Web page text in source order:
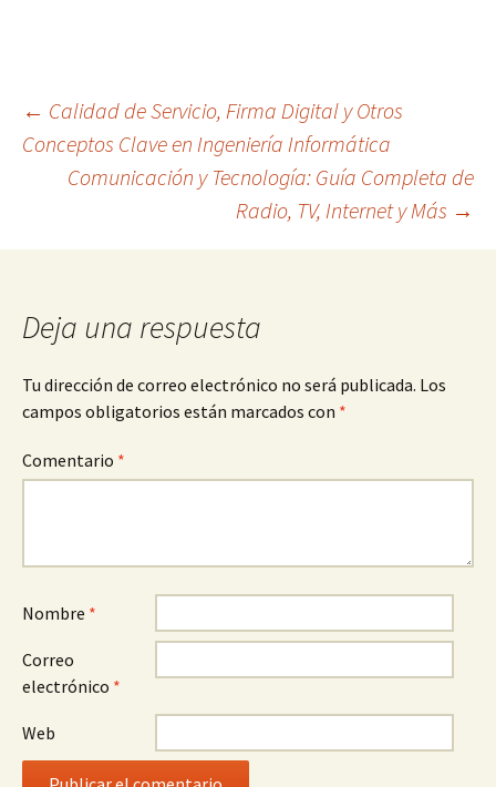
Navegación
entradas
← Calidad de Servicio, Firma Digital y Otros
Conceptos Clave en Ingeniería Informática
Comunicación y Tecnología: Guía Completa de
Radio, TV, Internet y Más →
Deja una respuesta
Tu dirección de correo electrónico no será publicada. Los
campos obligatorios están marcados con *
Comentario *
Nombre *
Correo
electrónico *
Web